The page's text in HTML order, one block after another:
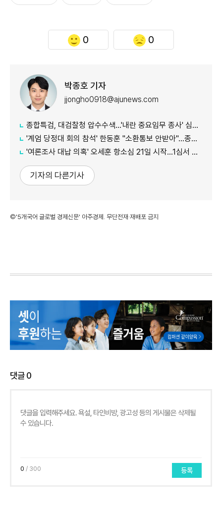
0 0
박종호 기자
jjongho0918@ajunews.com
종합특검, 대검찰청 압수수색...'내란 중요임무 종사' 심우정 관련 수사
'계엄 당정대 회의 참석' 한동훈 "소환통보 안받아"…종합특검 "의원실 수령했다"
'여론조사 대납 의혹' 오세훈 항소심 21일 시작...1심서 시장직 상실형
기자의 다른기사
©'5개국어 글로벌 경제신문' 아주경제. 무단전재·재배포 금지
댓글0
0 / 300 등록